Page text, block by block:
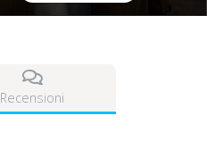
Recensioni